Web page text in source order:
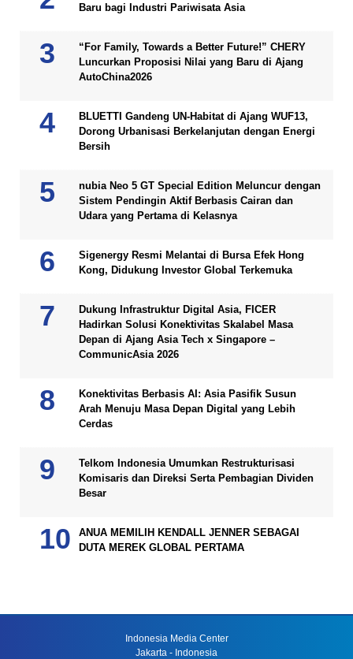
Baru bagi Industri Pariwisata Asia
“For Family, Towards a Better Future!” CHERY
Luncurkan Proposisi Nilai yang Baru di Ajang
AutoChina2026
BLUETTI Gandeng UN-Habitat di Ajang WUF13,
Dorong Urbanisasi Berkelanjutan dengan Energi
Bersih
nubia Neo 5 GT Special Edition Meluncur dengan
Sistem Pendingin Aktif Berbasis Cairan dan
Udara yang Pertama di Kelasnya
Sigenergy Resmi Melantai di Bursa Efek Hong
Kong, Didukung Investor Global Terkemuka
Dukung Infrastruktur Digital Asia, FICER
Hadirkan Solusi Konektivitas Skalabel Masa
Depan di Ajang Asia Tech x Singapore –
CommunicAsia 2026
Konektivitas Berbasis AI: Asia Pasifik Susun
Arah Menuju Masa Depan Digital yang Lebih
Cerdas
Telkom Indonesia Umumkan Restrukturisasi
Komisaris dan Direksi Serta Pembagian Dividen
Besar
ANUA MEMILIH KENDALL JENNER SEBAGAI
DUTA MEREK GLOBAL PERTAMA
Indonesia Media Center
Jakarta - Indonesia